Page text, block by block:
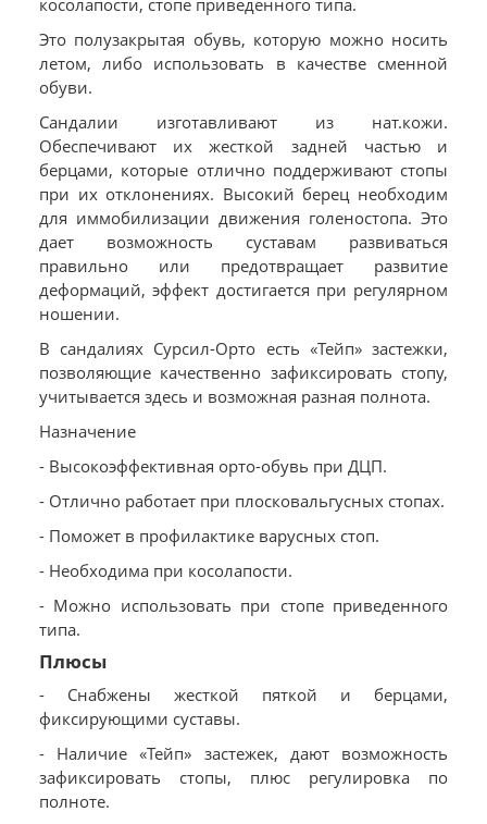
косолапости, стопе приведенного типа.
Это полузакрытая обувь, которую можно носить
летом, либо использовать в качестве сменной
обуви.
Сандалии изготавливают из нат.кожи.
Обеспечивают их жесткой задней частью и
берцами, которые отлично поддерживают стопы
при их отклонениях. Высокий берец необходим
для иммобилизации движения голеностопа. Это
дает возможность суставам развиваться
правильно или предотвращает развитие
деформаций, эффект достигается при регулярном
ношении.
В сандалиях Сурсил-Орто есть «Тейп» застежки,
позволяющие качественно зафиксировать стопу,
учитывается здесь и возможная разная полнота.
Назначение
- Высокоэффективная орто-обувь при ДЦП.
- Отлично работает при плосковальгусных стопах.
- Поможет в профилактике варусных стоп.
- Необходима при косолапости.
- Можно использовать при стопе приведенного
типа.
Плюсы
- Снабжены жесткой пяткой и берцами,
фиксирующими суставы.
- Наличие «Тейп» застежек, дают возможность
зафиксировать стопы, плюс регулировка по
полноте.